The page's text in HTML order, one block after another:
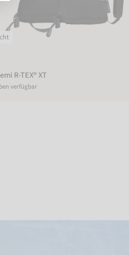
R-TEX® XT
verfügbar